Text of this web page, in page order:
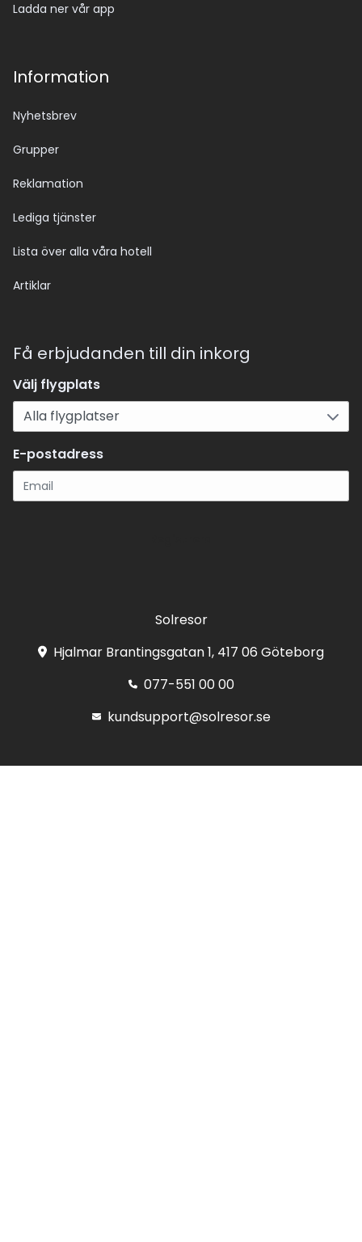
Ladda ner vår app
Information
Nyhetsbrev
Grupper
Reklamation
Lediga tjänster
Lista över alla våra hotell
Artiklar
Få erbjudanden till din inkorg
Välj flygplats
E-postadress
Solresor
Hjalmar Brantingsgatan 1, 417 06 Göteborg
077-551 00 00
kundsupport@solresor.se